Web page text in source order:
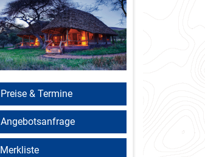
Preise & Termine
Angebotsanfrage
Merkliste